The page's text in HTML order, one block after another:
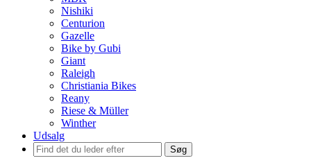
Nishiki
Centurion
Gazelle
Bike by Gubi
Giant
Raleigh
Christiania Bikes
Reany
Riese & Müller
Winther
Udsalg
Søg